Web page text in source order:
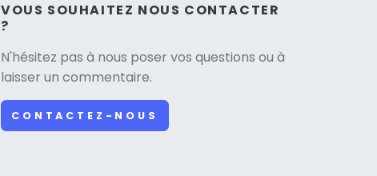
VOUS SOUHAITEZ NOUS CONTACTER
?
N'hésitez pas à nous poser vos questions ou à
laisser un commentaire.
CONTACTEZ-NOUS